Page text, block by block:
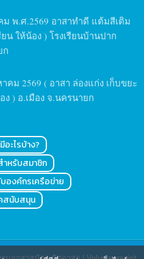
ม พ.ศ.2569 อาสาทำดี แต้มสีเติม
น ให้น้อง ) โรงเรียนบ้านปาก
ก
คม 2569 ( อาสา ล่องแก่ง เก็บขยะ
) อ.เมือง จ.นครนายก
อะไรบ้าง?
ำหรับสมาชิก
องค์กรเครือข่าย
สนับสนุน